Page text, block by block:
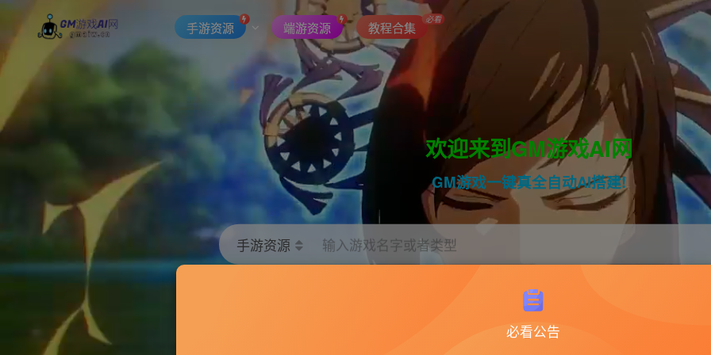
手游资源 端游资源 教程合集
必看
欢迎来到GM游戏AI网
GM游戏一键真全自动AI搭建!
手游资源 输入游戏名字或者类型
梦幻 西游
必看公告